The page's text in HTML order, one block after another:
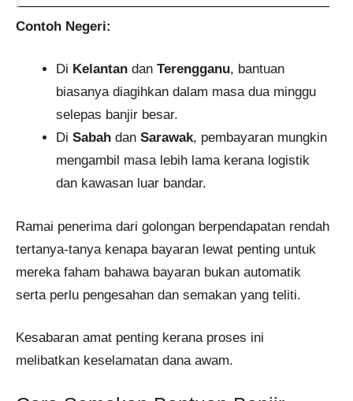
Contoh Negeri:
Di Kelantan dan Terengganu, bantuan
biasanya diagihkan dalam masa dua minggu
selepas banjir besar.
Di Sabah dan Sarawak, pembayaran mungkin
mengambil masa lebih lama kerana logistik
dan kawasan luar bandar.
Ramai penerima dari golongan berpendapatan rendah
tertanya-tanya kenapa bayaran lewat penting untuk
mereka faham bahawa bayaran bukan automatik
serta perlu pengesahan dan semakan yang teliti.
Kesabaran amat penting kerana proses ini
melibatkan keselamatan dana awam.